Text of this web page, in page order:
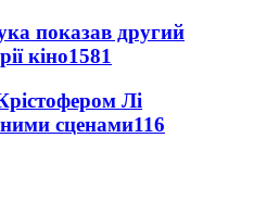
показав другий
кіно1581
Лі
сценами116